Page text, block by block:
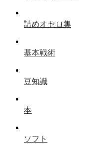
詰めオセロ集
基本戦術
豆知識
本
ソフト